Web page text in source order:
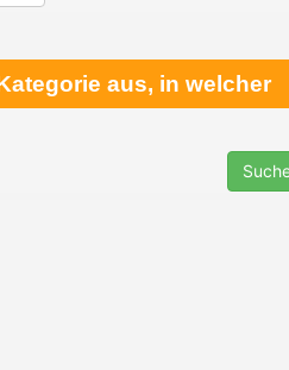
aus, in welcher